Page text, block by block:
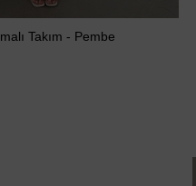
Takım - Pembe